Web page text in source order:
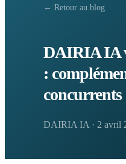
← Retour au blog
DAIRIA IA
:
concurrents
DAIRIA IA · 2 avril